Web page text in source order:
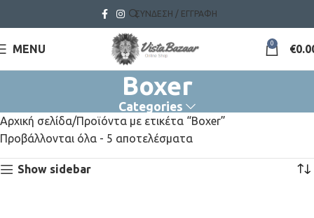
ΣΎΝΔΕΣΗ / ΕΓΓΡΑΦΉ
MENU 0 €
Boxer
Categories
Αρχική σελίδα Προϊόντα με ετικέτα “Boxer”
Προβάλλονται όλα - 5 αποτελέσματα
Show sidebar